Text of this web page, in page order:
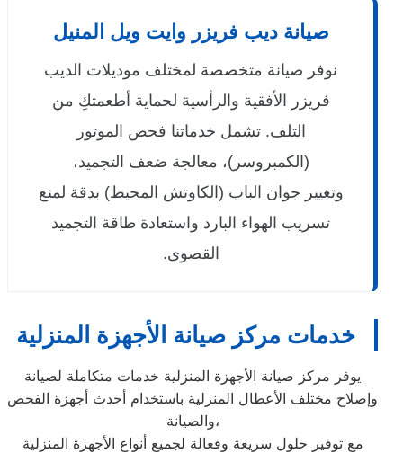
صيانة ديب فريزر وايت ويل المنيل
نوفر صيانة متخصصة لمختلف موديلات الديب
فريزر الأفقية والرأسية لحماية أطعمتكِ من
التلف. تشمل خدماتنا فحص الموتور
(الكمبروسر)، معالجة ضعف التجميد،
وتغيير جوان الباب (الكاوتش المحيط) بدقة لمنع
تسريب الهواء البارد واستعادة طاقة التجميد
القصوى.
خدمات مركز صيانة الأجهزة المنزلية
يوفر مركز صيانة الأجهزة المنزلية خدمات متكاملة لصيانة
وإصلاح مختلف الأعطال المنزلية باستخدام أحدث أجهزة الفحص
والصيانة،
مع توفير حلول سريعة وفعالة لجميع أنواع الأجهزة المنزلية